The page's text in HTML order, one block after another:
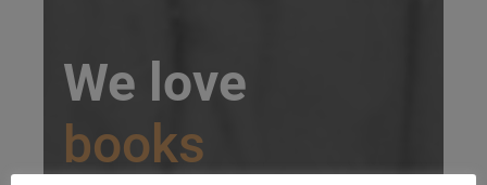
We love
books